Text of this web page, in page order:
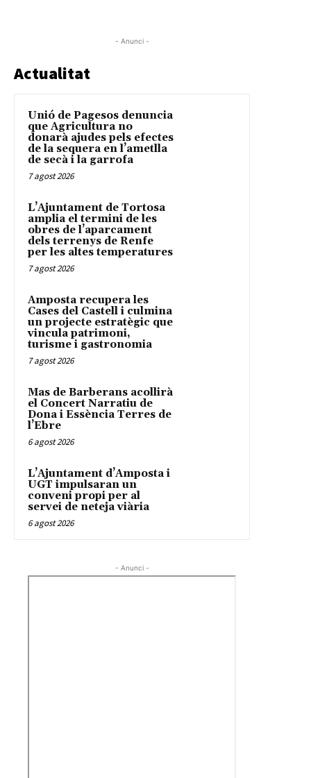
- Anunci -
Actualitat
Unió de Pagesos denuncia
que Agricultura no
donarà ajudes pels efectes
de la sequera en l’ametlla
de secà i la garrofa
7 agost 2026
L’Ajuntament de Tortosa
amplia el termini de les
obres de l’aparcament
dels terrenys de Renfe
per les altes temperatures
7 agost 2026
Amposta recupera les
Cases del Castell i culmina
un projecte estratègic que
vincula patrimoni,
turisme i gastronomia
7 agost 2026
Mas de Barberans acollirà
el Concert Narratiu de
Dona i Essència Terres de
l’Ebre
6 agost 2026
L’Ajuntament d’Amposta i
UGT impulsaran un
conveni propi per al
servei de neteja viària
6 agost 2026
- Anunci -